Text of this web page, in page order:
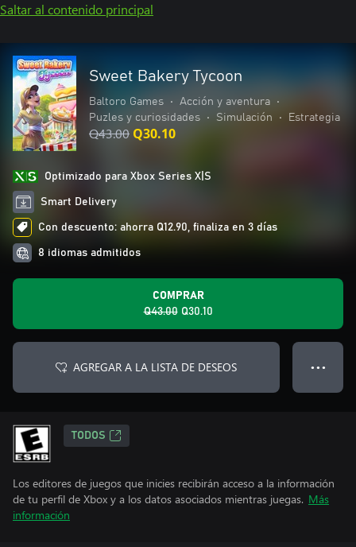
Saltar al contenido principal
Sweet Bakery Tycoon
Baltoro Games • Acción y aventura
•
Puzles y curiosidades
• Simulación • Estrategia
Q43.00 Q30.10
Optimizado para Xbox Series X|S
Smart Delivery
Con descuento: ahorra Q12.90, finaliza en 3 días
8 idiomas admitidos
COMPRAR
Q43.00 Q30.10
AGREGAR A LA LISTA DE DESEOS ● ● ●
TODOS
Los editores de juegos que inicies recibirán acceso a la información
de tu perfil de Xbox y a los datos asociados mientras juegas. Más
información